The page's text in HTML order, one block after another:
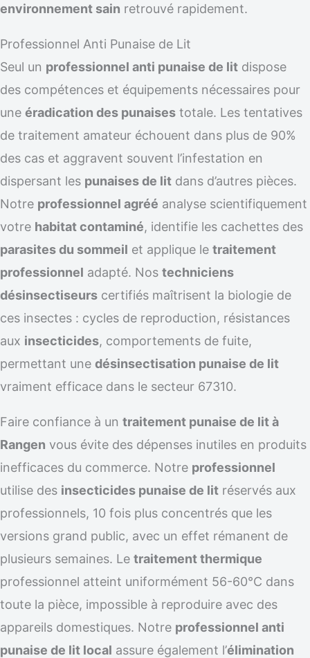
environnement sain retrouvé rapidement.
Professionnel Anti Punaise de Lit
Seul un professionnel anti punaise de lit dispose
des compétences et équipements nécessaires pour
une éradication des punaises totale. Les tentatives
de traitement amateur échouent dans plus de 90%
des cas et aggravent souvent l’infestation en
dispersant les punaises de lit dans d’autres pièces.
Notre professionnel agréé analyse scientifiquement
votre habitat contaminé, identifie les cachettes des
parasites du sommeil et applique le traitement
professionnel adapté. Nos techniciens
désinsectiseurs certifiés maîtrisent la biologie de
ces insectes : cycles de reproduction, résistances
aux insecticides, comportements de fuite,
permettant une désinsectisation punaise de lit
vraiment efficace dans le secteur 67310.
Faire confiance à un traitement punaise de lit à
Rangen vous évite des dépenses inutiles en produits
inefficaces du commerce. Notre professionnel
utilise des insecticides punaise de lit réservés aux
professionnels, 10 fois plus concentrés que les
versions grand public, avec un effet rémanent de
plusieurs semaines. Le traitement thermique
professionnel atteint uniformément 56-60°C dans
toute la pièce, impossible à reproduire avec des
appareils domestiques. Notre professionnel anti
punaise de lit local assure également l’élimination